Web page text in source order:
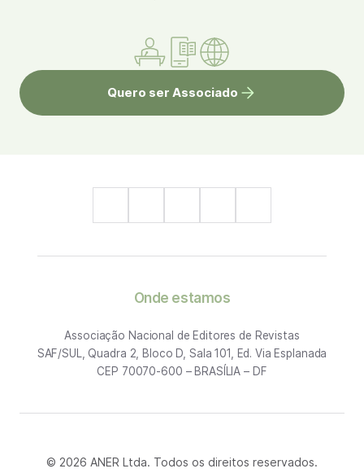
Quero ser Associado
Onde estamos
Associação Nacional de Editores de Revistas
SAF/SUL, Quadra 2, Bloco D, Sala 101, Ed. Via Esplanada
CEP 70070-600 – BRASÍLIA – DF
© 2026 ANER Ltda. Todos os direitos reservados.